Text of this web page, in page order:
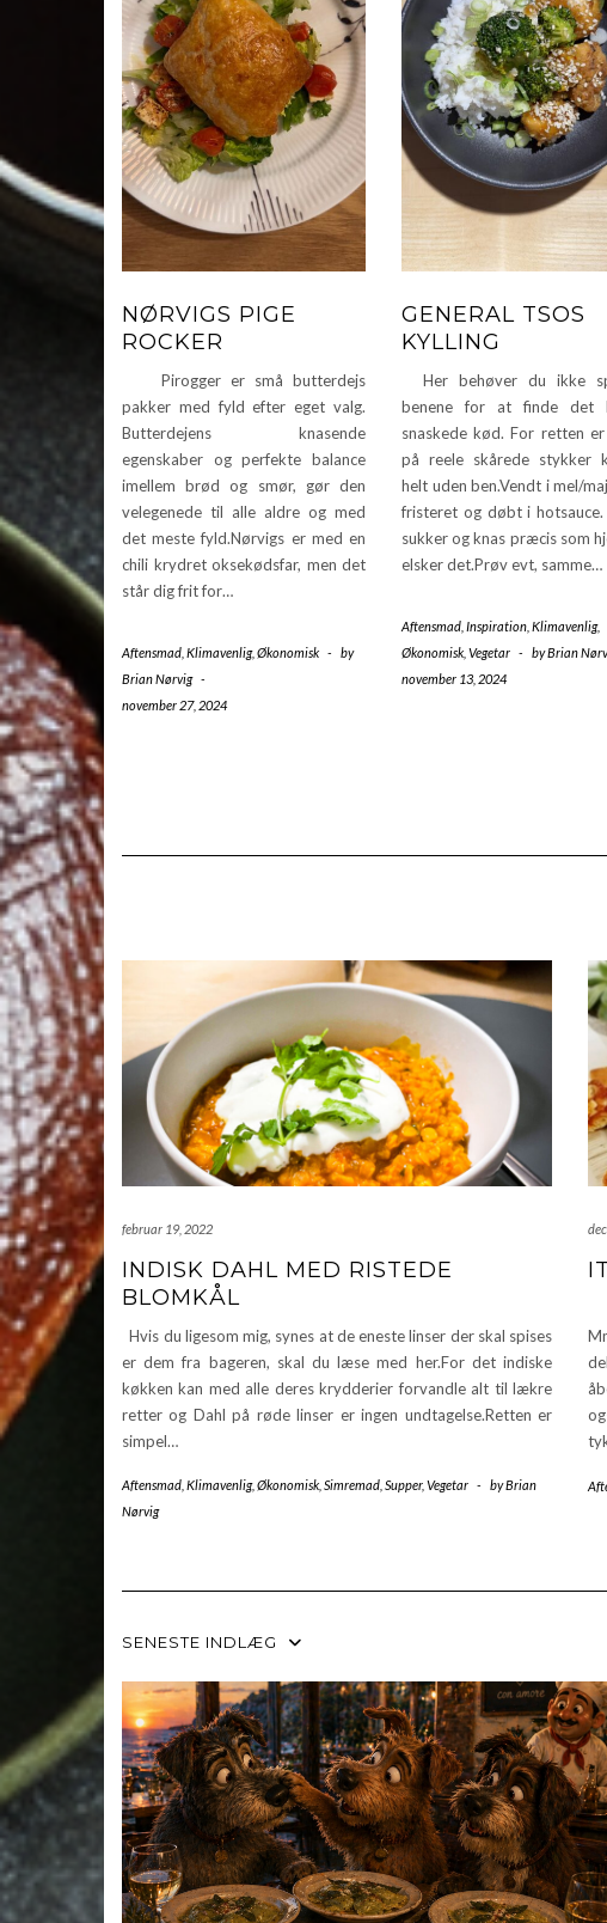
NØRVIGS PIGE
ROCKER
Pirogger er små butterdejs
pakker med fyld efter eget valg.
Butterdejens knasende
egenskaber og perfekte balance
imellem brød og smør, gør den
velegenede til alle aldre og med
det meste fyld.Nørvigs er med en
chili krydret oksekødsfar, men det
står dig frit for…
Aftensmad Klimavenlig, Økonomisk -
by
Brian Nørvig -
november 27, 2024
GENERAL TSOS
KYLLING
Her behøver du ikke
benene for at finde det
snaskede kød. For retten
på reele skårede stykker
helt uden ben.Vendt i mel/
fristeret og døbt i hotsauce.
sukker og knas præcis som
elsker det.Prøv evt, samme…
Aftensmad Inspiration Klimavenlig,
Økonomisk Vegetar - byBrian
november 13, 2024
februar 19, 2022
INDISK DAHL MED RISTEDE
BLOMKÅL
Hvis du ligesom mig, synes at de eneste linser der skal spises
er dem fra bageren, skal du læse med her.For det indiske
køkken kan med alle deres krydderier forvandle alt til lækre
retter og Dahl på røde linser er ingen undtagelse.Retten er
simpel…
Aftensmad Klimavenlig, Økonomisk Simremad Supper, Vegetar - byBrian
Nørvig
SENESTE INDLÆG